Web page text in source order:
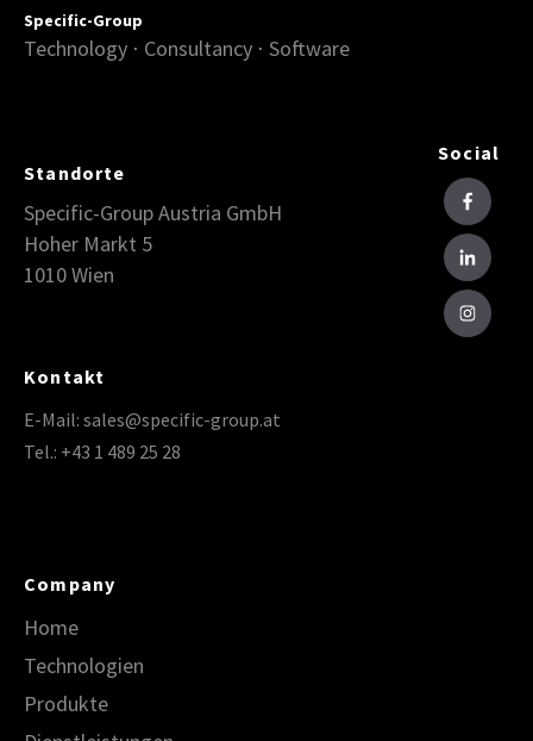
Specific-Group
Technology ⋅ Consultancy ⋅ Software
Standorte
Specific-Group Austria GmbH
Hoher Markt 5
1010 Wien
Kontakt
E-Mail: sales@specific-group.at
Tel.: +43 1 489 25 28
Social
Company
Home
Technologien
Produkte